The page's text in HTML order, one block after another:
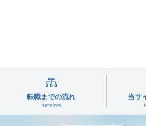
転職までの流れ
Services
当サ